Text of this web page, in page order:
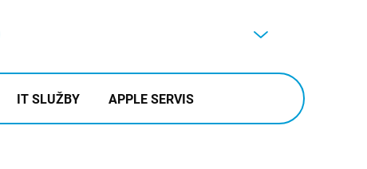
IT SLUŽBY APPLE SERVIS